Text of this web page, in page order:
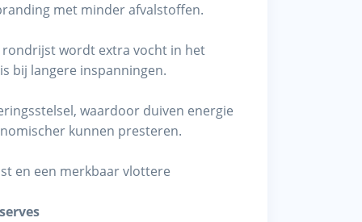
met minder afvalstoffen.
wordt extra vocht in het
bij langere inspanningen.
waardoor duiven energie
kunnen presteren.
en een merkbaar vlottere